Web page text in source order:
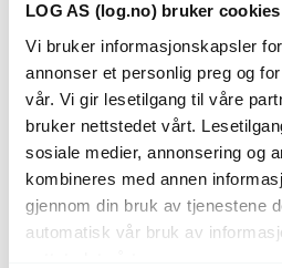
LOG AS (log.no) bruker cookies
Vi bruker informasjonskapsler
annonser et personlig preg og
vår. Vi gir lesetilgang til våre
bruker nettstedet vårt.
sosiale medier, annonsering og
kombineres med annen
gjennom din bruk av tjenestene
automatisk vår bruk av
FESTEBRAKETT